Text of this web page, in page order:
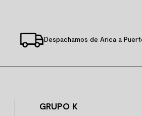
Despachamos de Arica a
GRUPO K